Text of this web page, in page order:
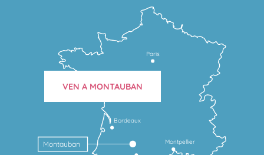
Montpellier
Bordeaux
Montauban
Paris
VEN A MONTAUBAN